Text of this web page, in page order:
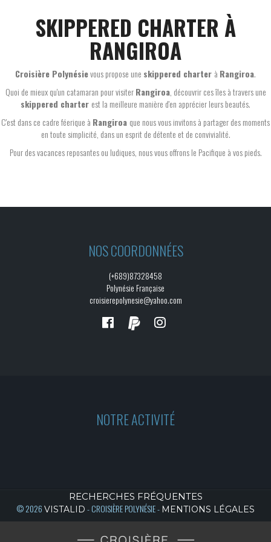
SKIPPERED CHARTER À
RANGIROA
Croisière Polynésievous propose une skippered charter à Rangiroa.
Quoi de mieux qu'un catamaran pour visiterRangiroa, découvrir ces îles à travers une
skippered charter est la meilleure manière d'en apprécier leurs beautés.
C'est dans ce cadre féerique à Rangiroa que nous vous invitons à partager des moments
en toute simplicité, dans un esprit de détente et de convivialité.
Pour des vacances reposantes ou ludiques, nous vous offrons le Pacifique à vos pieds.
NOS COORDONNÉES
(+689)87328458
Polynésie Française
croisierepolynesie@yahoo.com
NOTRE ACTIVITÉ
RECHERCHES FRÉQUENTES
© 2026 VISTALID - CROISIÈRE POLYNÉSIE - MENTIONS LÉGALES